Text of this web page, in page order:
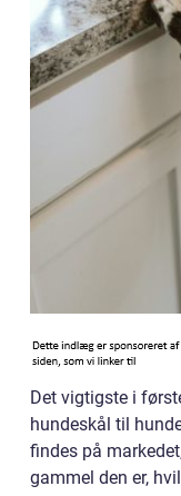
Det vigtigste i
hundeskål til
findes på
gammel den er,